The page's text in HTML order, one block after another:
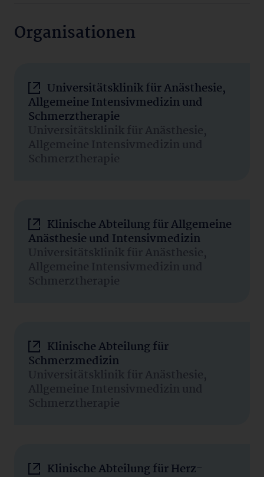
Organisationen
Universitätsklinik für Anästhesie,
Allgemeine Intensivmedizin und
Schmerztherapie
Universitätsklinik für Anästhesie,
Allgemeine Intensivmedizin und
Schmerztherapie
Klinische Abteilung für Allgemeine
Anästhesie und Intensivmedizin
Universitätsklinik für Anästhesie,
Allgemeine Intensivmedizin und
Schmerztherapie
Klinische Abteilung für
Schmerzmedizin
Universitätsklinik für Anästhesie,
Allgemeine Intensivmedizin und
Schmerztherapie
Klinische Abteilung für Herz-